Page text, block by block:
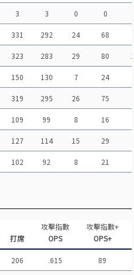
3 3 0 0
331 292 24 68
323 283 29 80
150 130 7 24
319 295 26 75
109 99 8 16
127 114 15 29
102 92 8 21
攻擊指數
攻擊指數+
打席 OPS OPS+
206 .615 89